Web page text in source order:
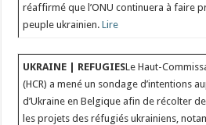
réaffirmé que l’ONU continuera à faire
peuple ukrainien.Lire
UKRAINE | REFUGIESLe Haut-
(HCR) a mené un sondage d’intentions
d’Ukraine en Belgique afin de récolter
les projets des réfugiés ukrainiens,